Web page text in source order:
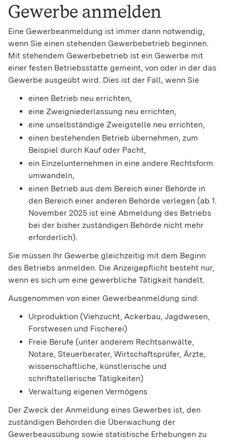
Gewerbe anmelden
Eine Gewerbeanmeldung ist immer dann notwendig,
wenn Sie einen stehenden Gewerbebetrieb beginnen.
Mit stehendem Gewerbebetrieb ist ein Gewerbe mit
einer festen Betriebsstätte gemeint, von oder in der das
Gewerbe ausgeübt wird. Dies ist der Fall, wenn Sie
einen Betrieb neu errichten,
eine Zweigniederlassung neu errichten,
eine unselbständige Zweigstelle neu errichten,
einen bestehenden Betrieb übernehmen, zum
Beispiel durch Kauf oder Pacht,
ein Einzelunternehmen in eine andere Rechtsform
umwandeln,
einen Betrieb aus dem Bereich einer Behörde in
den Bereich einer anderen Behörde verlegen (ab 1.
November 2025 ist eine Abmeldung des Betriebs
bei der bisher zuständigen Behörde nicht mehr
erforderlich).
Sie müssen Ihr Gewerbe gleichzeitig mit dem Beginn
des Betriebs anmelden. Die Anzeigepflicht besteht nur,
wenn es sich um eine gewerbliche Tätigkeit handelt.
Ausgenommen von einer Gewerbeanmeldung sind:
Urproduktion (Viehzucht, Ackerbau, Jagdwesen,
Forstwesen und Fischerei)
Freie Berufe (unter anderem Rechtsanwälte,
Notare, Steuerberater, Wirtschaftsprüfer, Ärzte,
wissenschaftliche, künstlerische und
schriftstellerische Tätigkeiten)
Verwaltung eigenen Vermögens
Der Zweck der Anmeldung eines Gewerbes ist, den
zuständigen Behörden die Überwachung der
Gewerbeausübung sowie statistische Erhebungen zu